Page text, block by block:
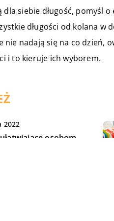
dla siebie długość, pomyśl
długości od kolana w
nie nadają się na co dzień,
i to kieruje ich wyborem.
2022
osobom